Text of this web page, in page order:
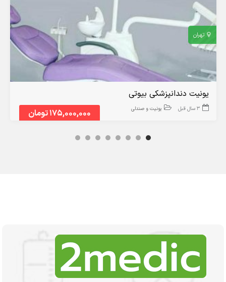
تهران
175,000,000 تومان
یونیت دندانپزشکی بیوتی
3 سال قبل یونیت و صندلی